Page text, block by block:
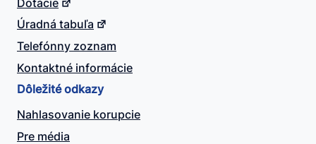
Úradná tabuľa
Telefónny zoznam
Kontaktné informácie
Dôležité odkazy
Nahlasovanie korupcie
Pre média